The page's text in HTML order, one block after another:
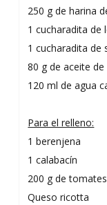
250 g de harina
1 cucharadita de
1 cucharadita de
80 g de aceite
120 ml de agua
Para el relleno:
1 berenjena
1 calabacín
200 g de
Queso ricotta